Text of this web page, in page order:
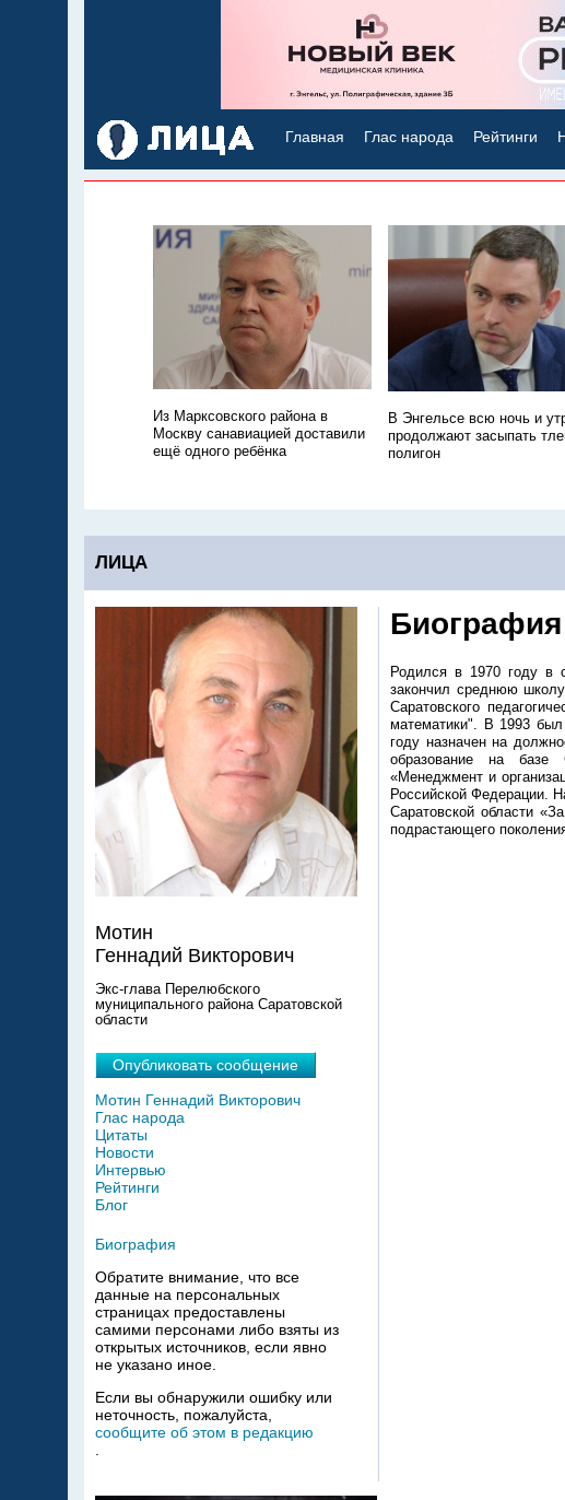
Главная Глас народа Рейтинги
Из Марксовского района в
Москву санавиацией доставили
ещё одного ребёнка
В Энгельсе всю ночь и
продолжают засыпать
полигон
ЛИЦА
Биография
Родился в 1970 году в
закончил среднюю
Саратовс­кого
математики". В 1993
году назначен на
образование на базе
«Менеджмент и
Российской Федерации.
Саратовс­кой области
подрастающего
Мотин
Геннадий Викторович
Экс-глава Перелюбского
муниципального района Саратовской
области
Опубликовать сообщение
Мотин Геннадий Викторович
Глас народа
Цитаты
Новости
Интервью
Рейтинги
Блог
Биография
Обратите внимание, что все
данные на персональных
страницах предоставлены
самими персонами либо взяты из
открытых источников, если явно
не указано иное.
Если вы обнаружили ошибку или
неточность, пожалуйста,
сообщите об этом в редакцию